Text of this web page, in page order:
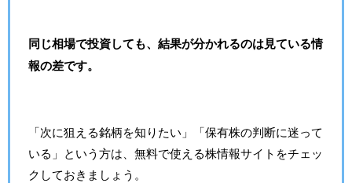
同じ相場で投資しても、結果が分かれるのは見ている情
報の差です。
「次に狙える銘柄を知りたい」「保有株の判断に迷って
いる」という方は、無料で使える株情報サイトをチェッ
クしておきましょう。